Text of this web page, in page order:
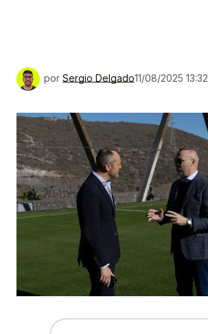
por Sergio Delgado11/08/2025 13:32